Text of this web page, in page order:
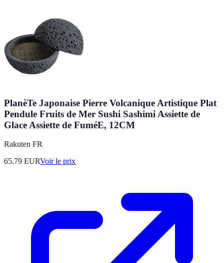
PlanèTe Japonaise Pierre Volcanique Artistique Plat
Pendule Fruits de Mer Sushi Sashimi Assiette de
Glace Assiette de FuméE, 12CM
Rakuten FR
65.79 EURVoir le prix